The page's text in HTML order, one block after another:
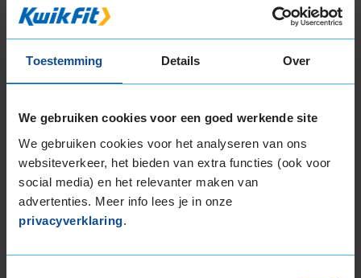
Toestemming Details Over
We gebruiken cookies voor een goed werkende site
We gebruiken cookies voor het analyseren van ons
websiteverkeer, het bieden van extra functies (ook voor
social media) en het relevanter maken van
advertenties. Meer info lees je in onze
privacyverklaring.
235/50R18 101V EXTRALOAD
235/55R18 104H EXTRALOAD
235/60R18 107H EXTRALOAD
245/40R18 97V EXTRALOAD
255/40R18 99V EXTRALOAD
255/45R18 103V EXTRALOAD
255/55R18 109H EXTRALOAD
255/55R18 109V EXTRALOAD
19-inch banden
215/50R19 97H EXTRALOAD